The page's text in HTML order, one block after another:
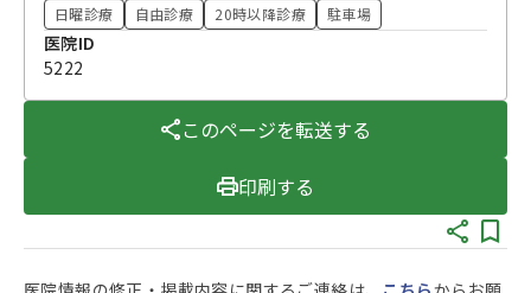
日曜診療 自由診療 20時以降診療 駐車場
医院ID
5222
このページを転送する
印刷する